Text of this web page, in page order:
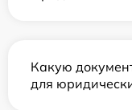
Какую
для